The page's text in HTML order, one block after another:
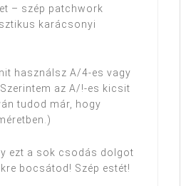
– szép patchwork
karácsonyi
használsz A/4-es vagy
az A/!-es kicsit
tudod már, hogy
ezt a sok csodás dolgot
bocsátod! Szép estét!